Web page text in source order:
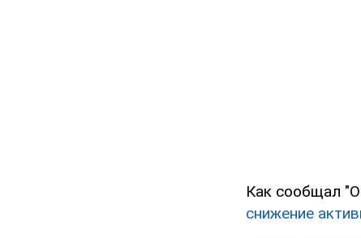
Как сообщал
снижение